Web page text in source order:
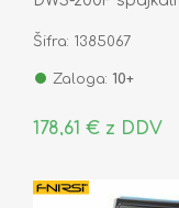
Šifra: 1385067
Zaloga: 10+
178,61 € z DDV